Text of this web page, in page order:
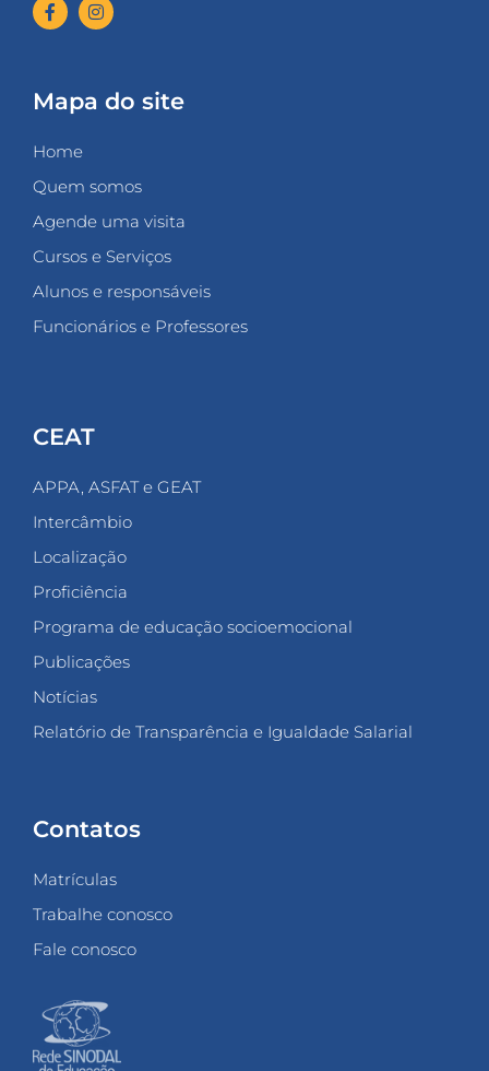
Mapa do site
Home
Quem somos
Agende uma visita
Cursos e Serviços
Alunos e responsáveis
Funcionários e Professores
CEAT
APPA, ASFAT e GEAT
Intercâmbio
Localização
Proficiência
Programa de educação socioemocional
Publicações
Notícias
Relatório de Transparência e Igualdade Salarial
Contatos
Matrículas
Trabalhe conosco
Fale conosco